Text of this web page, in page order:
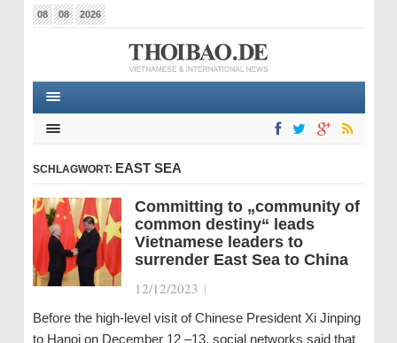
08 08 2026
SCHLAGWORT: EAST SEA
Committing to „community of
common destiny“ leads
Vietnamese leaders to
surrender East Sea to China
12/12/2023 |
Before the high-level visit of Chinese President Xi Jinping
to Hanoi on December 12 –13, social networks said that